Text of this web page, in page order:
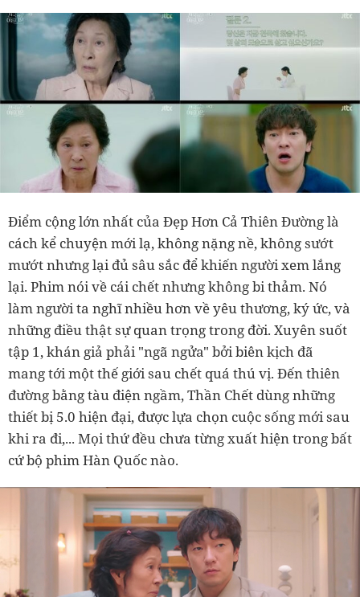
Điểm cộng lớn nhất của Đẹp Hơn Cả Thiên Đường là
cách kể chuyện mới lạ, không nặng nề, không sướt
mướt nhưng lại đủ sâu sắc để khiến người xem lắng
lại. Phim nói về cái chết nhưng không bi thảm. Nó
làm người ta nghĩ nhiều hơn về yêu thương, ký ức, và
những điều thật sự quan trọng trong đời. Xuyên suốt
tập 1, khán giả phải "ngã ngửa" bởi biên kịch đã
mang tới một thế giới sau chết quá thú vị. Đến thiên
đường bằng tàu điện ngầm, Thần Chết dùng những
thiết bị 5.0 hiện đại, được lựa chọn cuộc sống mới sau
khi ra đi,... Mọi thứ đều chưa từng xuất hiện trong bất
cứ bộ phim Hàn Quốc nào.